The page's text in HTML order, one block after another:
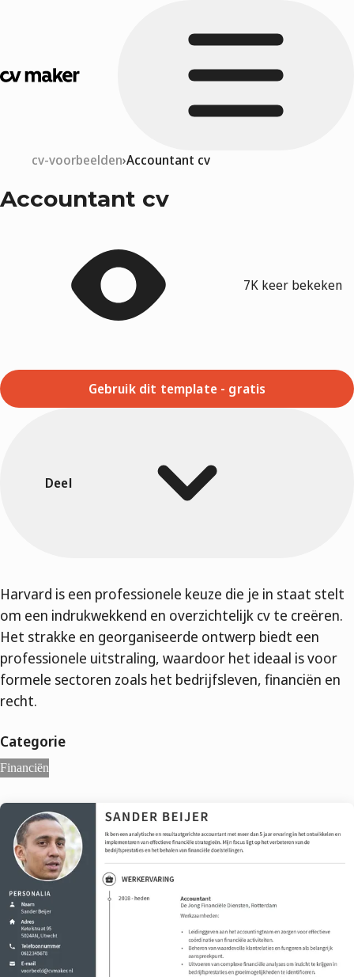
cv-voorbeelden Accountant cv
Accountant cv
7K keer bekeken
Gebruik dit template - gratis
Deel
Harvard is een professionele keuze die je in staat stelt
om een indrukwekkend en overzichtelijk cv te creëren.
Het strakke en georganiseerde ontwerp biedt een
professionele uitstraling, waardoor het ideaal is voor
formele sectoren zoals het bedrijfsleven, financiën en
recht.
Categorie
Financiën